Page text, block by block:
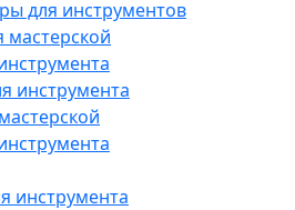
для инструментов
мастерской
инструмента
инструмента